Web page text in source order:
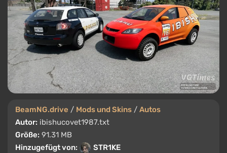
BeamNG.drive / Mods und Skins / Autos
Autor: ibishucovet1987.txt
Größe: 91.31 MB
Hinzugefügt von:
STR1KE